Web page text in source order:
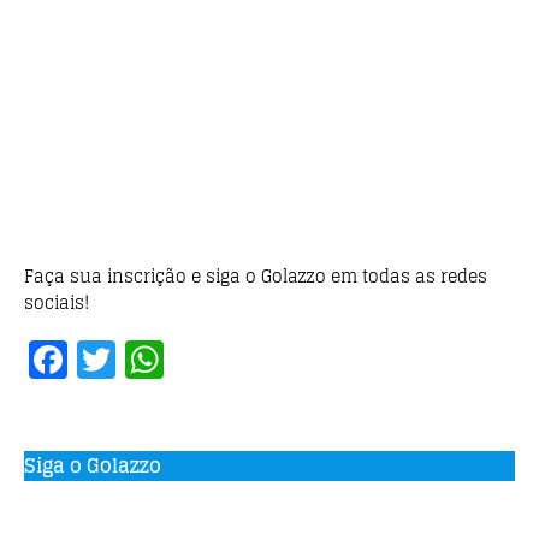
Faça sua inscrição e siga o Golazzo em todas as redes
sociais!
F
a
c
e
T
w
it
te
at
s
Siga o Golazzo